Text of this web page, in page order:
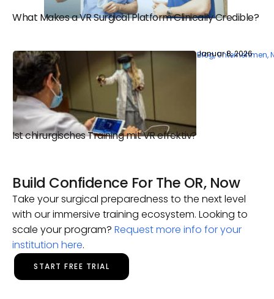
What Makes a VR Surgical Platform Clinically Credible?
Ist chirurgisches Training mit VR effektiv?
Blog,Unternehmen,
Januar 8, 2026
Build Confidence For The OR, Now
Take your surgical preparedness to the next level
with our immersive training ecosystem. Looking to
scale your program? Request more info for your
institution here.
START FREE TRIAL